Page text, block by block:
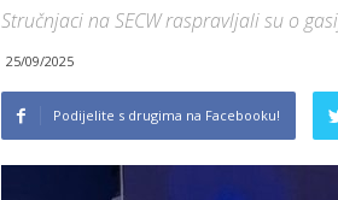
Stručnjaci na SECW raspravljali su o
25/09/2025
Podijelite s drugima na Facebooku!